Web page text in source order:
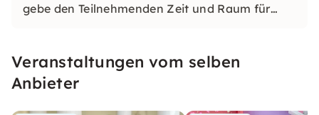
gebe den Teilnehmenden Zeit und Raum für
kreativ zu schaffen.
Veranstaltungen vom selben
Anbieter